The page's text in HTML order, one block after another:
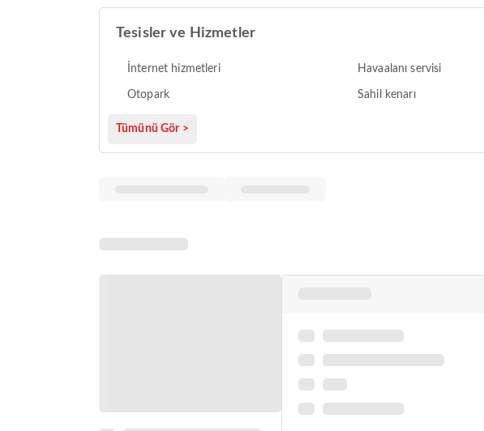
Tesisler ve Hizmetler
İnternet hizmetleri Havaalanı servisi
Otopark Sahil kenarı
Tümünü Gör >